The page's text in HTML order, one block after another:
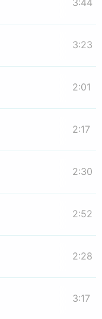
3:44
3:23
2:01
2:17
2:30
2:52
2:28
3:17